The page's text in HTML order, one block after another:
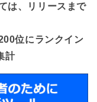
は、リリースまで
位にランクイン
計